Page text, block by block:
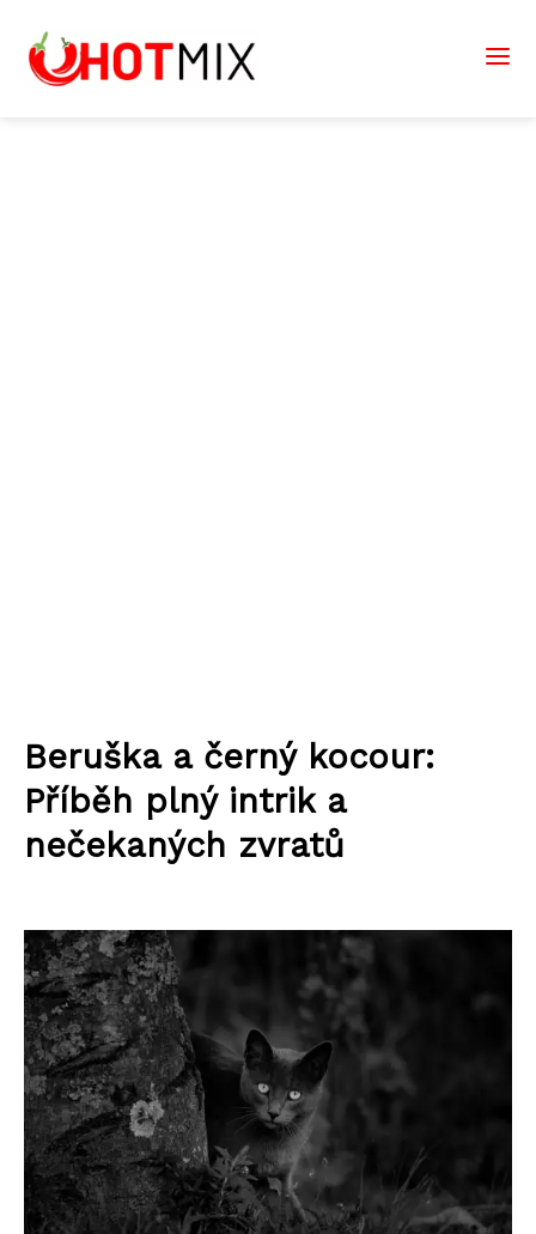
Beruška a černý kocour:
Příběh plný intrik a
nečekaných zvratů